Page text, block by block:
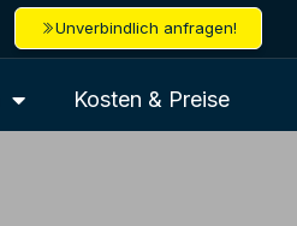
Unverbindlich anfragen!
Kosten & Preise